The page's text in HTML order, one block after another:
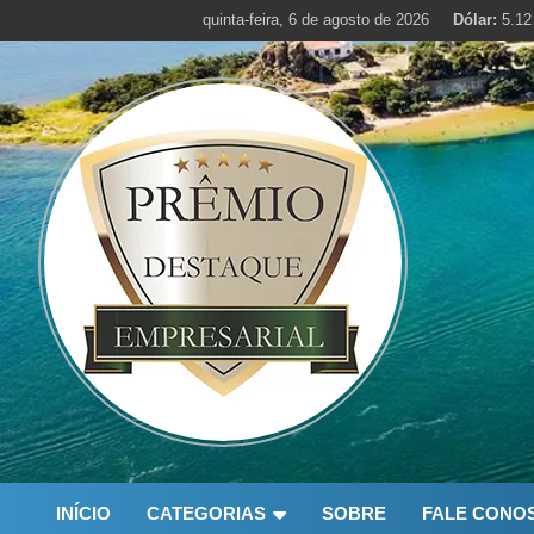
to
quinta-feira, 6 de agosto de 2026 Dólar: 5.12
INÍCIO CATEGORIAS SOBRE FALE